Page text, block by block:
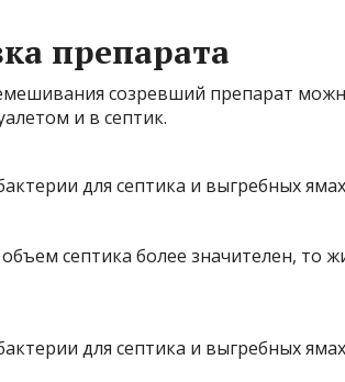
препарата
созревший препарат
и в септик.
септика более значителен, то